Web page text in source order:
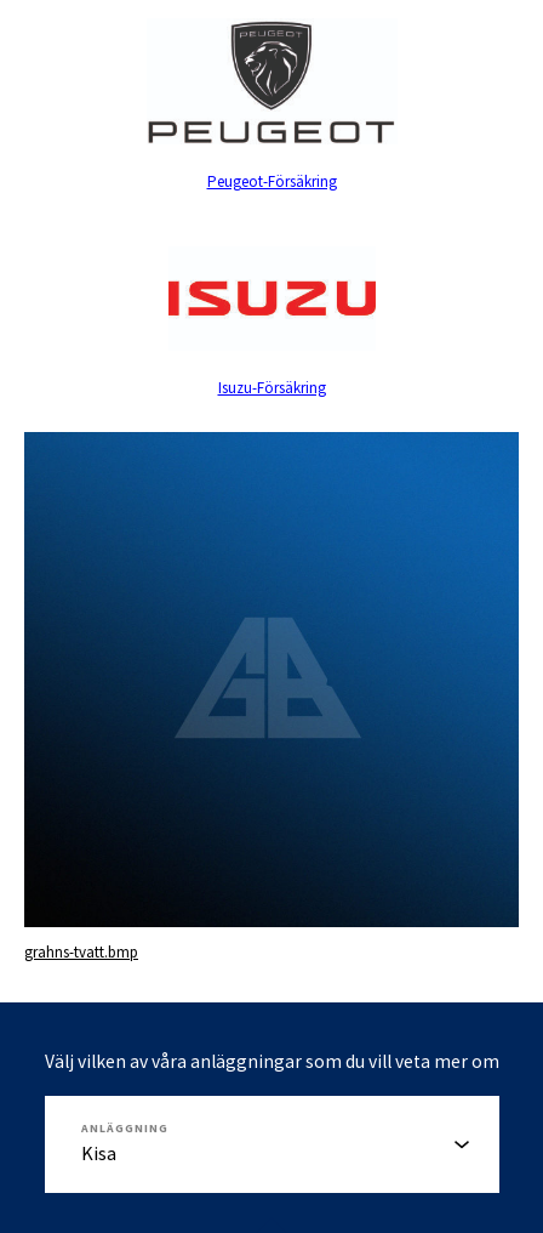
Peugeot-Försäkring
Isuzu-Försäkring
grahns-tvatt.bmp
Välj vilken av våra anläggningar som du vill veta mer om
ANLÄGGNING